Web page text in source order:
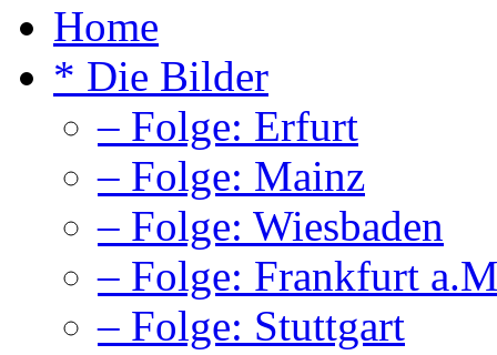
Home
* Die Bilder
– Folge: Erfurt
– Folge: Mainz
– Folge: Wiesbaden
– Folge: Frankfurt
– Folge: Stuttgart